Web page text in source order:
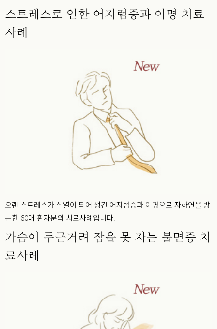
스트레스로 인한 어지럼증과 이명 치료
사례
오랜 스트레스가 심열이 되어 생긴 어지럼증과 이명으로 자하연을 방
문한 60대 환자분의 치료사례입니다.
가슴이 두근거려 잠을 못 자는 불면증 치
료사례